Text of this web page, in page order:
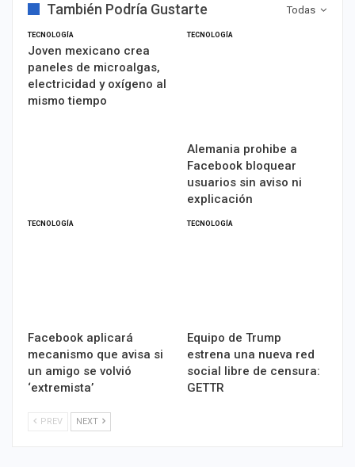
Todas
También Podría Gustarte
TECNOLOGÍA
Joven mexicano crea
paneles de microalgas,
electricidad y oxígeno al
mismo tiempo
TECNOLOGÍA
Alemania prohibe a
Facebook bloquear
usuarios sin aviso ni
explicación
TECNOLOGÍA
Facebook aplicará
mecanismo que avisa si
un amigo se volvió
‘extremista’
TECNOLOGÍA
Equipo de Trump
estrena una nueva red
social libre de censura:
GETTR
PREV NEXT